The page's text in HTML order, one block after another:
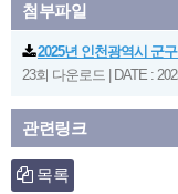
첨부파일
2025년 인천광역시 군
23회 다운로드
DATE :
관련링크
목록